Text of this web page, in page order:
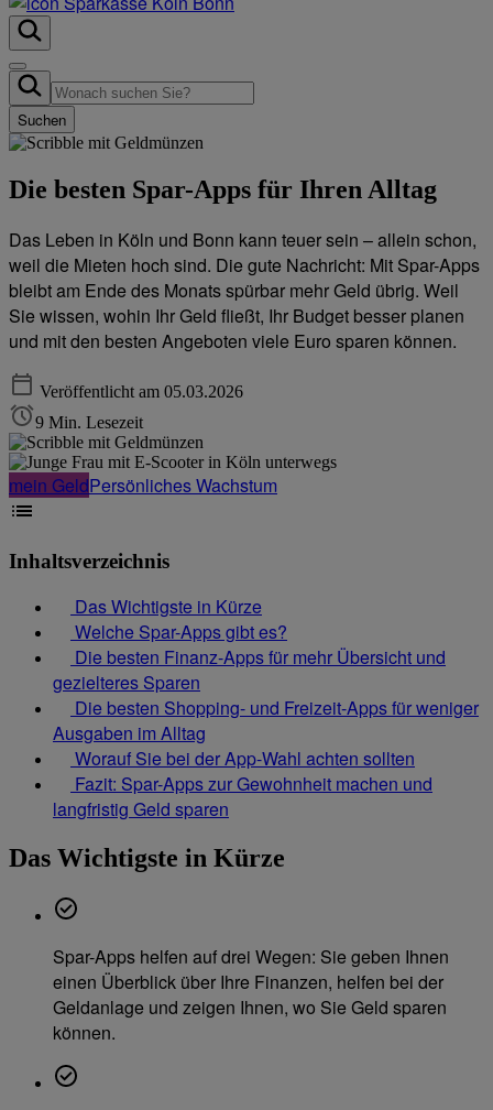
Suchen
Die besten Spar-Apps für Ihren Alltag
Das Leben in Köln und Bonn kann teuer sein – allein schon,
weil die Mieten hoch sind. Die gute Nachricht: Mit Spar-Apps
bleibt am Ende des Monats spürbar mehr Geld übrig. Weil
Sie wissen, wohin Ihr Geld fließt, Ihr Budget besser planen
und mit den besten Angeboten viele Euro sparen können.
Veröffentlicht am 05.03.2026
9 Min. Lesezeit
mein GeldPersönliches Wachstum
Inhaltsverzeichnis
Das Wichtigste in Kürze
Welche Spar-Apps gibt es?
Die besten Finanz-Apps für mehr Übersicht und
gezielteres Sparen
Die besten Shopping- und Freizeit-Apps für weniger
Ausgaben im Alltag
Worauf Sie bei der App-Wahl achten sollten
Fazit: Spar-Apps zur Gewohnheit machen und
langfristig Geld sparen
Das Wichtigste in Kürze
Spar-Apps helfen auf drei Wegen: Sie geben Ihnen
einen Überblick über Ihre Finanzen, helfen bei der
Geldanlage und zeigen Ihnen, wo Sie Geld sparen
können.